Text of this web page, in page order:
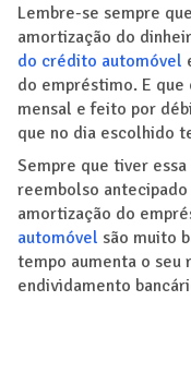
Lembre-se sempre
amortização do
do crédito automóvel
do empréstimo. E
mensal e feito por
que no dia escolhido
Sempre que tiver
reembolso
amortização do
automóvel são muito
tempo aumenta o seu
endividamento